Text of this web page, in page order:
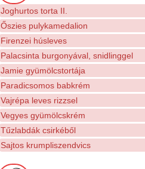
Joghurtos torta II.
Őszies pulykamedalion
Firenzei húsleves
Palacsinta burgonyával, snidlinggel
Jamie gyümölcstortája
Paradicsomos babkrém
Vajrépa leves rizzsel
Vegyes gyümölcskrém
Tűzlabdák csirkéből
Sajtos krumpliszendvics